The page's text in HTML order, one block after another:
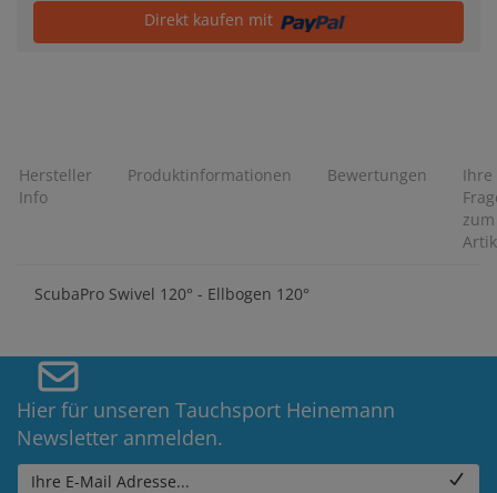
Direkt kaufen mit
Hersteller
Info
Produktinformationen Bewertungen
Ihre
zum
ScubaPro Swivel 120° - Ellbogen 120°
Hier für unseren Tauchsport Heinemann
Newsletter anmelden.
Ihre E-Mail Adresse...